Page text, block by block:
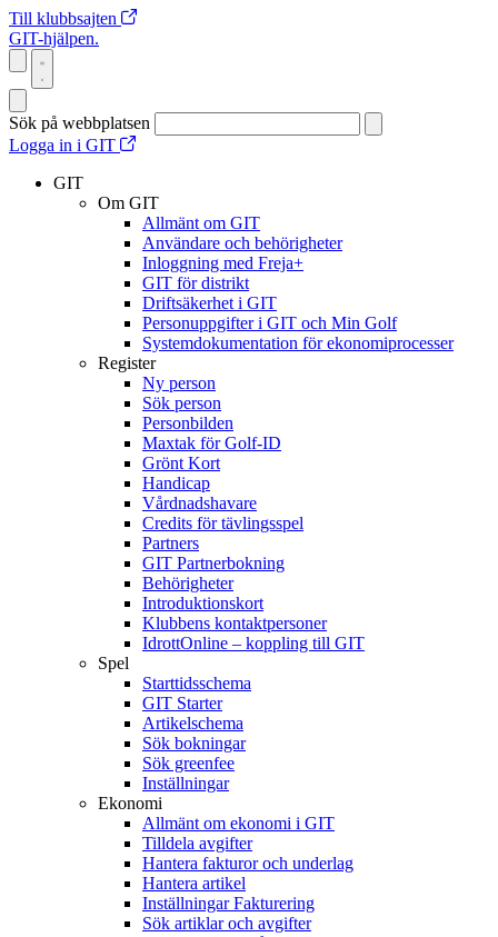
Till klubbsajten
GIT-hjälpen.
Sök på webbplatsen
Logga in i GIT
GIT
Om GIT
Allmänt om GIT
Användare och behörigheter
Inloggning med Freja+
GIT för distrikt
Driftsäkerhet i GIT
Personuppgifter i GIT och Min Golf
Systemdokumentation för ekonomiprocesser
Register
Ny person
Sök person
Personbilden
Maxtak för Golf-ID
Grönt Kort
Handicap
Vårdnadshavare
Credits för tävlingsspel
Partners
GIT Partnerbokning
Behörigheter
Introduktionskort
Klubbens kontaktpersoner
IdrottOnline – koppling till GIT
Spel
Starttidsschema
GIT Starter
Artikelschema
Sök bokningar
Sök greenfee
Inställningar
Ekonomi
Allmänt om ekonomi i GIT
Tilldela avgifter
Hantera fakturor och underlag
Hantera artikel
Inställningar Fakturering
Sök artiklar och avgifter